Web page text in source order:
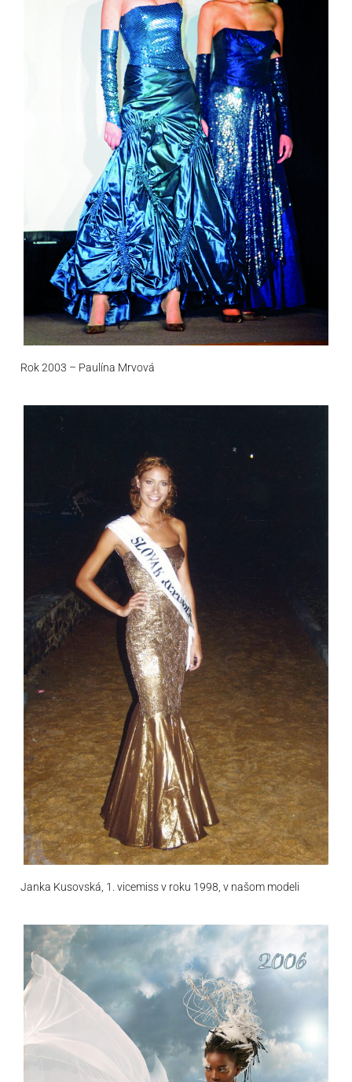
Rok 2003 – Paulína Mrvová
Janka Kusovská, 1. vicemiss v roku 1998, v našom modeli